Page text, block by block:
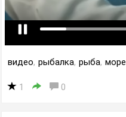
видео, рыбалка, рыба, море
1 0